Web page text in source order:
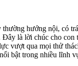
hướng nội, có
là lời chúc cho con
vượt qua mọi thử
bật trong nhiều lĩnh